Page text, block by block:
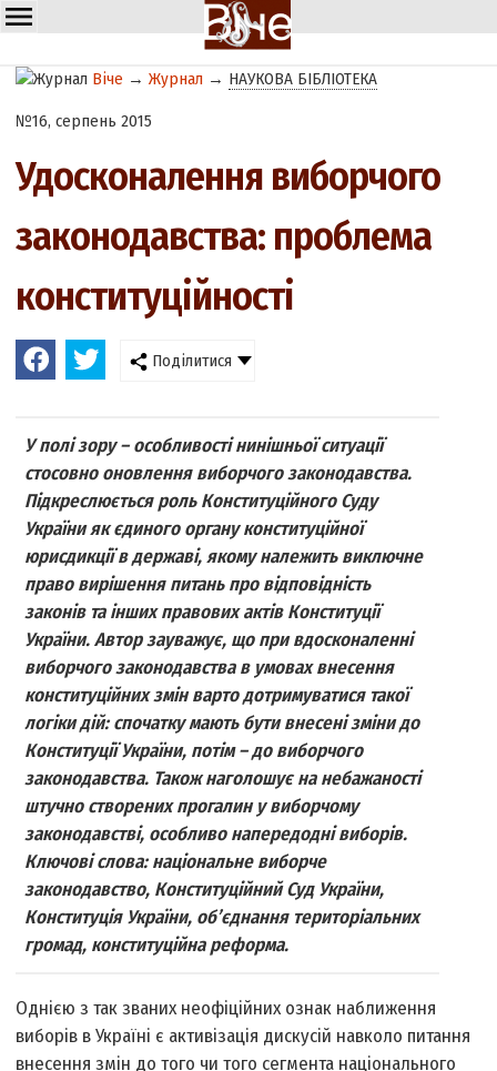
Віче →Журнал → НАУКОВА БІБЛІОТЕКА
№16, серпень 2015
Удосконалення виборчого
законодавства: проблема
конституційності
Поділитися
У полі зору – особливості нинішньої ситуації
стосовно оновлення виборчого законодавства.
Підкреслюється роль Конституційного Суду
України як єдиного органу конституційної
юрисдикції в державі, якому належить виключне
право вирішення питань про відповідність
законів та інших правових актів Конституції
України. Автор зауважує, що при вдосконаленні
виборчого законодавства в умовах внесення
конституційних змін варто дотримуватися такої
логіки дій: спочатку мають бути внесені зміни до
Конституції України, потім – до виборчого
законодавства. Також наголошує на небажаності
штучно створених прогалин у виборчому
законодавстві, особливо напередодні виборів.
Ключові слова: національне виборче
законодавство, Конституційний Суд України,
Конституція України, об’єднання територіальних
громад, конституційна реформа.
Однією з так званих неофіційних ознак наближення
виборів в Україні є активізація дискусій навколо питання
внесення змін до того чи того сегмента національного